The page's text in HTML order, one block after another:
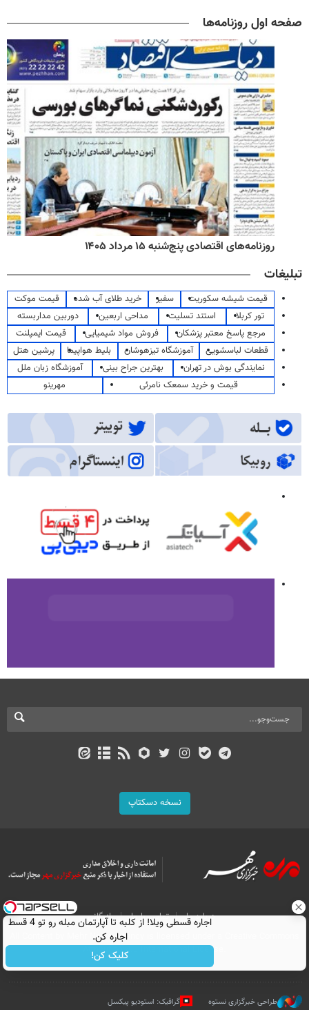
صفحه اول روزنامه‌ها
روزنامه‌های اقتصادی پنج‌شنبه ۱۵ مرداد ۱۴۰۵
تبلیغات
قیمت شیشه سکوریت سفیر خرید طلای آب شده
قیمت موکت
تور کربلا
استند تسلیت مداحی اربعین
دوربین مداربسته
مرجع پاسخ معتبر پزشکان
فروش مواد شیمیایی
قیمت ایمپلنت
قطعات لباسشویی
آموزشگاه تیزهوشان بلیط هواپیما
پرشین هتل
نمایندگی بوش در تهران
بهترین جراح بینی
آموزشگاه زبان ملل
قیمت و خرید سمعک نامرئی
مهرینو
نسخه دسکتاپ
درباره ما تماس با ما
بازرگانی
All Content by Mehr News Agency is licensed under a Creative Commons
Attribution 4.0 International License.
طراحی خبرگزاری نستوه گرافیک: استودیو پیکسل
اجاره‌ قسطی ویلا! از کلبه تا آپارتمان مبله رو تو 4 قسط
اجاره کن.
کلیک کن!